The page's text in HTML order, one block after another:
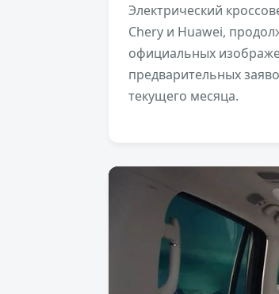
Электрический
Chery и Huawei,
официальных
предварительных
текущего месяца.